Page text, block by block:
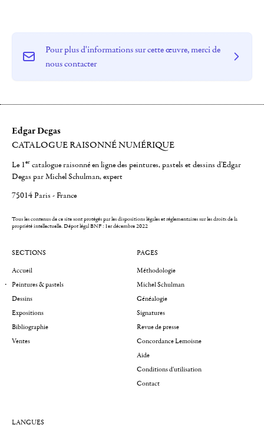
Pour plus d'informations sur cette œuvre, merci de
nous contacter
Edgar Degas
CATALOGUE RAISONNÉ NUMÉRIQUE
Le 1er catalogue raisonné en ligne des peintures, pastels et dessins d'Edgar
Degas par Michel Schulman, expert
75014 Paris - France
Tous les contenus de ce site sont protégés par les dispositions légales et réglementaires sur les droits de la
propriété intellectuelle.Dépot légal BNF : 1er décembre 2022
SECTIONS
Accueil
Peintures & pastels
Dessins
Expositions
Bibliographie
Ventes
PAGES
Méthodologie
Michel Schulman
Généalogie
Signatures
Revue de presse
Concordance Lemoisne
Aide
Conditions d'utilisation
Contact
LANGUES